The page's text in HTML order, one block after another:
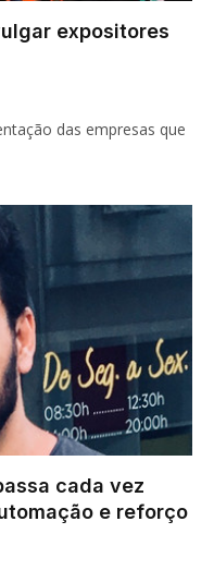
expositores
das empresas que
cada vez
e reforço